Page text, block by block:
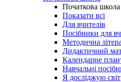
Початкова школа
Показати всі
Для вчителів
Посібники для
Методична
Дидактичний
Календарне
Навчальні
Я досліджую світ